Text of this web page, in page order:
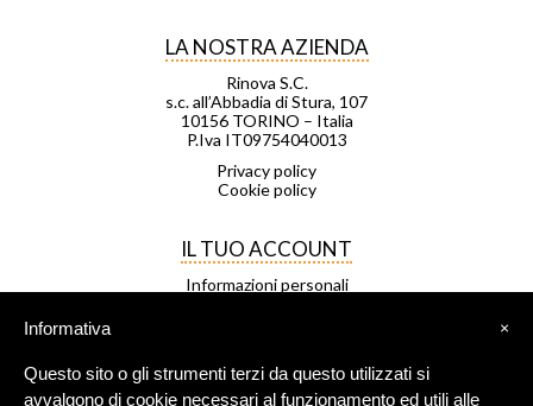
LA NOSTRA AZIENDA
Rinova S.C.
s.c. all’Abbadia di Stura, 107
10156 TORINO – Italia
P.Iva IT09754040013
Privacy policy
Cookie policy
IL TUO ACCOUNT
Informazioni personali
Le mie liste di desideri
I miei avvisi
×
Informativa
Questo sito o gli strumenti terzi da questo utilizzati si
avvalgono di cookie necessari al funzionamento ed utili alle